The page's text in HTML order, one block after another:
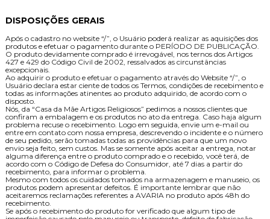
DISPOSIÇÕES GERAIS
Após o cadastro no website “/”, o Usuário poderá realizar as aquisições dos
produtos e efetuar o pagamento durante o PERÍODO DE PUBLICAÇÃO.
O produto devidamente comprado é irrevogável, nos ternos dos Artigos
427 e 429 do Código Civil de 2002, ressalvados as circunstâncias
excepcionais.
Ao adquirir o produto e efetuar o pagamento através do Website “/”, o
Usuário declara estar ciente de todos os Termos, condições de recebimento e
todas as informações atinentes ao produto adquirido, de acordo com o
disposto.
Nós, da “Casa da Mãe Artigos Religiosos” pedimos a nossos clientes que
confiram a embalagem e os produtos no ato da entrega. Caso haja algum
problema recuse o recebimento. Logo em seguida, envie um e-mail ou
entre em contato com nossa empresa, descrevendo o incidente e o número
de seu pedido, serão tomadas todas as providências para que um novo
envio seja feito, sem custos. Mas se somente após aceitar a entrega, notar
alguma diferença entre o produto comprado e o recebido, você terá, de
acordo com o Código de Defesa do Consumidor, até 7 dias a partir do
recebimento, para informar o problema.
Mesmo com todos os cuidados tomados na armazenagem e manuseio, os
produtos podem apresentar defeitos. É importante lembrar que não
aceitaremos reclamações referentes a AVARIA no produto após 48h do
recebimento.
Se após o recebimento do produto for verificado que algum tipo de